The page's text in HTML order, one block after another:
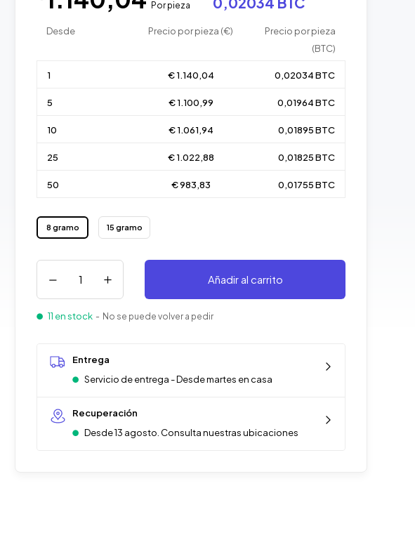
Por pieza
Desde Precio por pieza (€)
Precio por pieza
(BTC)
1 € 1.140,04 0,02034 BTC
5 € 1.100,99 0,01964 BTC
10 € 1.061,94 0,01895 BTC
25 € 1.022,88 0,01825 BTC
50 € 983,83 0,01755 BTC
8 gramo 15 gramo
Añadir al carrito
11 en stock - No se puede volver a pedir
Entrega
Servicio de entrega - Desde martes en casa
Recuperación
Desde 13 agosto. Consulta nuestras ubicaciones